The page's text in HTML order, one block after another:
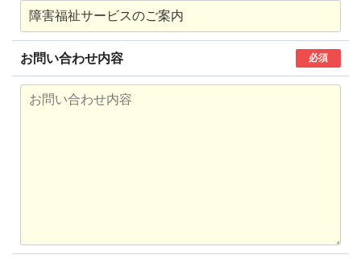
お問い合わせ内容 必須